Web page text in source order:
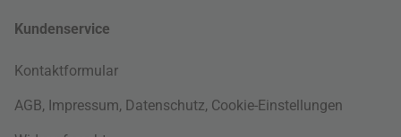
Kundenservice
Kontaktformular
AGB, Impressum, Datenschutz, Cookie-Einstellungen